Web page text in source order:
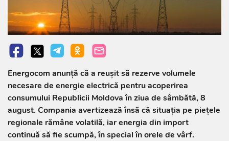
Energocom anunță că a reușit să rezerve volumele
necesare de energie electrică pentru acoperirea
consumului Republicii Moldova în ziua de sâmbătă, 8
august. Compania avertizează însă că situația pe piețele
regionale rămâne volatilă, iar energia din import
continuă să fie scumpă, în special în orele de vârf.